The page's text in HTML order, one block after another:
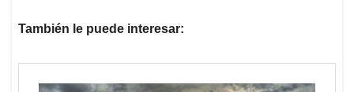
También le puede interesar: